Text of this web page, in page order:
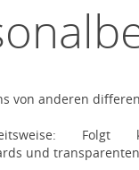
von anderen
Folgt
und